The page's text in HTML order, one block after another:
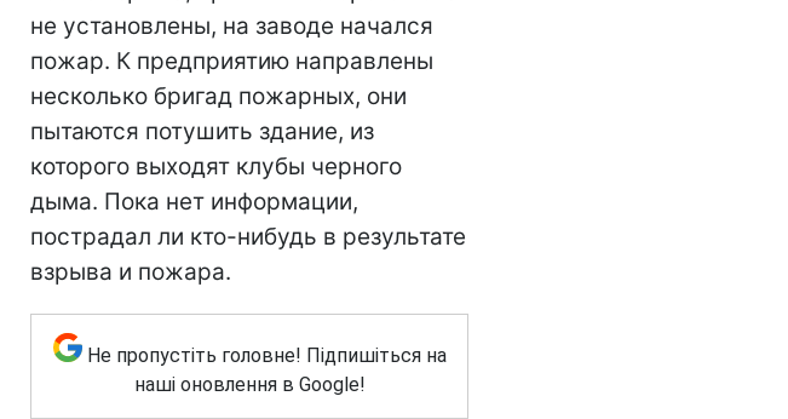
не установлены, на заводе начался
пожар. К предприятию направлены
несколько бригад пожарных, они
пытаются потушить здание, из
которого выходят клубы черного
дыма. Пока нет информации,
пострадал ли кто-нибудь в результате
взрыва и пожара.
Не пропустіть головне! Підпишіться на
наші оновлення в Google!